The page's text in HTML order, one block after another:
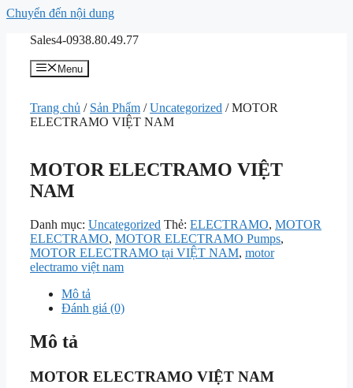
Chuyển đến nội dung
Sales4-0938.80.49.77
Menu
Trang chủ / Sản Phẩm /Uncategorized / MOTOR
ELECTRAMO VIỆT NAM
MOTOR ELECTRAMO VIỆT
NAM
Danh mục: Uncategorized Thẻ: ELECTRAMO, MOTOR
ELECTRAMO, MOTOR ELECTRAMO Pumps,
MOTOR ELECTRAMO tại VIỆT NAM, motor
electramo việt nam
Mô tả
Đánh giá (0)
Mô tả
MOTOR ELECTRAMO VIỆT NAM